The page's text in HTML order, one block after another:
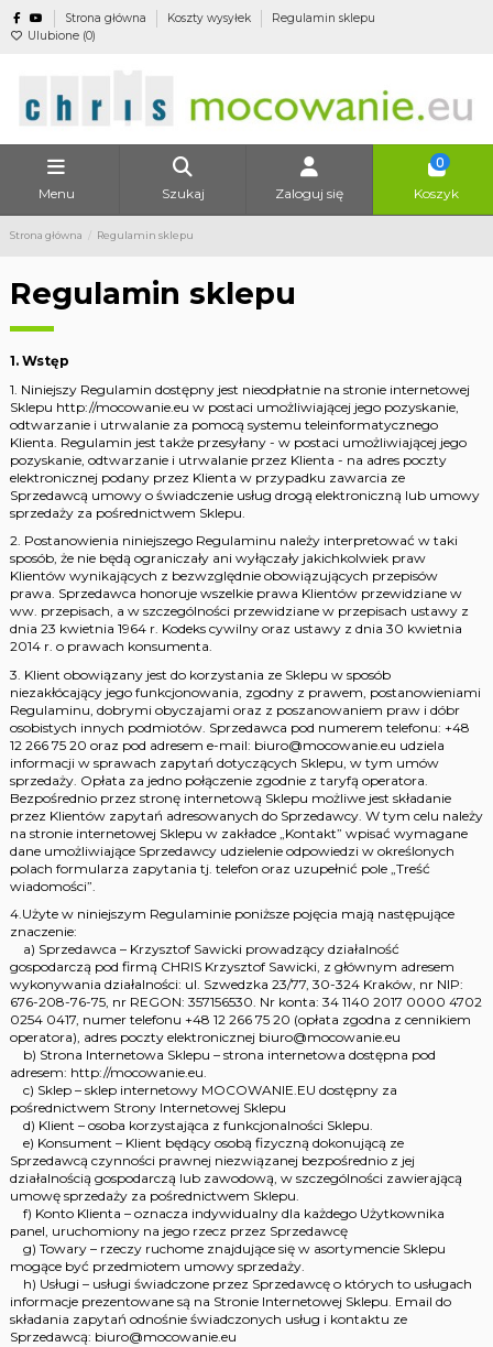
Strona główna Koszty wysyłek
Regulamin sklepu
Ulubione (0)
Menu Szukaj Zaloguj się
0
Koszyk
Strona główna Regulamin sklepu
Regulamin sklepu
1. Wstęp
1. Niniejszy Regulamin dostępny jest nieodpłatnie na stronie internetowej
Sklepu http://mocowanie.eu w postaci umożliwiającej jego pozyskanie,
odtwarzanie i utrwalanie za pomocą systemu teleinformatycznego
Klienta. Regulamin jest także przesyłany - w postaci umożliwiającej jego
pozyskanie, odtwarzanie i utrwalanie przez Klienta - na adres poczty
elektronicznej podany przez Klienta w przypadku zawarcia ze
Sprzedawcą umowy o świadczenie usług drogą elektroniczną lub umowy
sprzedaży za pośrednictwem Sklepu.
2. Postanowienia niniejszego Regulaminu należy interpretować w taki
sposób, że nie będą ograniczały ani wyłączały jakichkolwiek praw
Klientów wynikających z bezwzględnie obowiązujących przepisów
prawa. Sprzedawca honoruje wszelkie prawa Klientów przewidziane w
ww. przepisach, a w szczególności przewidziane w przepisach ustawy z
dnia 23 kwietnia 1964 r. Kodeks cywilny oraz ustawy z dnia 30 kwietnia
2014 r. o prawach konsumenta.
3. Klient obowiązany jest do korzystania ze Sklepu w sposób
niezakłócający jego funkcjonowania, zgodny z prawem, postanowieniami
Regulaminu, dobrymi obyczajami oraz z poszanowaniem praw i dóbr
osobistych innych podmiotów. Sprzedawca pod numerem telefonu: +48
12 266 75 20 oraz pod adresem e-mail: biuro@mocowanie.eu udziela
informacji w sprawach zapytań dotyczących Sklepu, w tym umów
sprzedaży. Opłata za jedno połączenie zgodnie z taryfą operatora.
Bezpośrednio przez stronę internetową Sklepu możliwe jest składanie
przez Klientów zapytań adresowanych do Sprzedawcy. W tym celu należy
na stronie internetowej Sklepu w zakładce „Kontakt” wpisać wymagane
dane umożliwiające Sprzedawcy udzielenie odpowiedzi w określonych
polach formularza zapytania tj. telefon oraz uzupełnić pole „Treść
wiadomości”.
4.Użyte w niniejszym Regulaminie poniższe pojęcia mają następujące
znaczenie:
a) Sprzedawca – Krzysztof Sawicki prowadzący działalność
gospodarczą pod firmą CHRIS Krzysztof Sawicki, z głównym adresem
wykonywania działalności: ul. Szwedzka 23/77, 30-324 Kraków, nr NIP:
676-208-76-75, nr REGON: 357156530. Nr konta: 34 1140 2017 0000 4702
0254 0417, numer telefonu +48 12 266 75 20 (opłata zgodna z cennikiem
operatora), adres poczty elektronicznej biuro@mocowanie.eu
b) Strona Internetowa Sklepu – strona internetowa dostępna pod
adresem: http://mocowanie.eu.
c) Sklep – sklep internetowy MOCOWANIE.EU dostępny za
pośrednictwem Strony Internetowej Sklepu
d) Klient – osoba korzystająca z funkcjonalności Sklepu.
e) Konsument – Klient będący osobą fizyczną dokonującą ze
Sprzedawcą czynności prawnej niezwiązanej bezpośrednio z jej
działalnością gospodarczą lub zawodową, w szczególności zawierającą
umowę sprzedaży za pośrednictwem Sklepu.
f) Konto Klienta – oznacza indywidualny dla każdego Użytkownika
panel, uruchomiony na jego rzecz przez Sprzedawcę
g) Towary – rzeczy ruchome znajdujące się w asortymencie Sklepu
mogące być przedmiotem umowy sprzedaży.
h) Usługi – usługi świadczone przez Sprzedawcę o których to usługach
informacje prezentowane są na Stronie Internetowej Sklepu. Email do
składania zapytań odnośnie świadczonych usług i kontaktu ze
Sprzedawcą: biuro@mocowanie.eu